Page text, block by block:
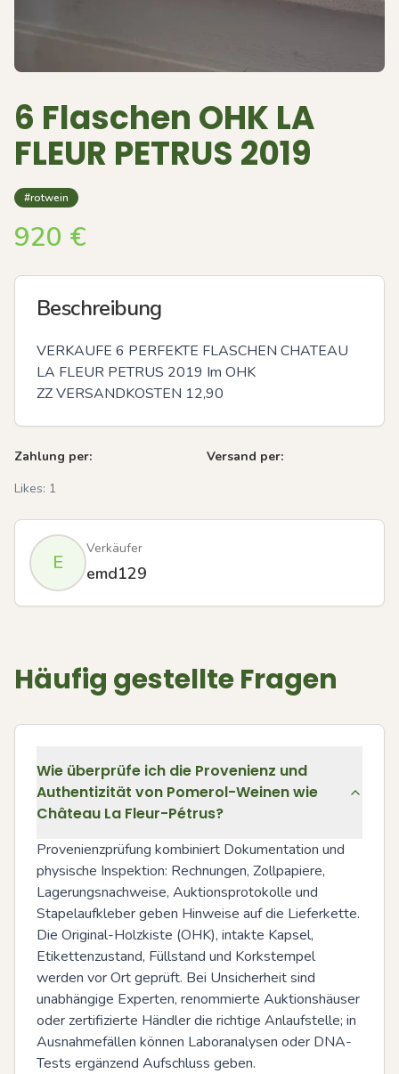
6 Flaschen OHK LA
FLEUR PETRUS 2019
#rotwein
920 €
Beschreibung
VERKAUFE 6 PERFEKTE FLASCHEN CHATEAU
LA FLEUR PETRUS 2019 Im OHK
ZZ VERSANDKOSTEN 12,90
Zahlung per:
Versand per:
Likes: 1
E
Verkäufer
emd129
Häufig gestellte Fragen
Wie überprüfe ich die Provenienz und
Authentizität von Pomerol-Weinen wie
Château La Fleur-Pétrus?
Provenienzprüfung kombiniert Dokumentation und
physische Inspektion: Rechnungen, Zollpapiere,
Lagerungsnachweise, Auktionsprotokolle und
Stapelaufkleber geben Hinweise auf die Lieferkette.
Die Original-Holzkiste (OHK), intakte Kapsel,
Etikettenzustand, Füllstand und Korkstempel
werden vor Ort geprüft. Bei Unsicherheit sind
unabhängige Experten, renommierte Auktionshäuser
oder zertifizierte Händler die richtige Anlaufstelle; in
Ausnahmefällen können Laboranalysen oder DNA-
Tests ergänzend Aufschluss geben.